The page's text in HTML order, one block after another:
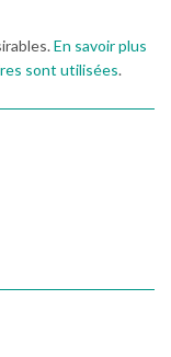
En savoir plus
sont utilisées.